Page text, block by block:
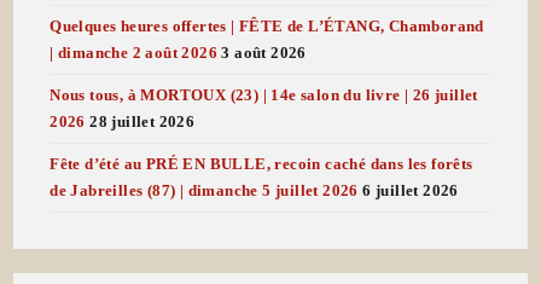
Quelques heures offertes | FÊTE de L’ÉTANG, Chamborand
| dimanche 2 août 2026 3 août 2026
Nous tous, à MORTOUX (23) | 14e salon du livre | 26 juillet
2026 28 juillet 2026
Fête d’été au PRÉ EN BULLE, recoin caché dans les forêts
de Jabreilles (87) | dimanche 5 juillet 2026 6 juillet 2026